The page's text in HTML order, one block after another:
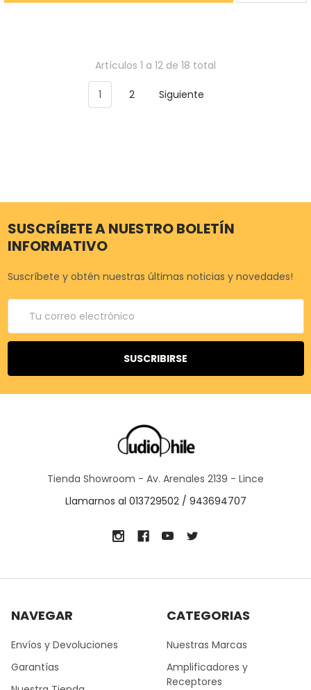
Artículos 1 a 12 de 18 total
1 2 Siguiente
SUSCRÍBETE A NUESTRO BOLETÍN
INFORMATIVO
Suscríbete y obtén nuestras últimas noticias y novedades!
electrónico
Tienda Showroom - Av. Arenales 2139 - Lince
Llamarnos al 013729502 / 943694707
NAVEGAR
Envíos y Devoluciones
Garantías
CATEGORIAS
Nuestras Marcas
Amplificadores y
Receptores